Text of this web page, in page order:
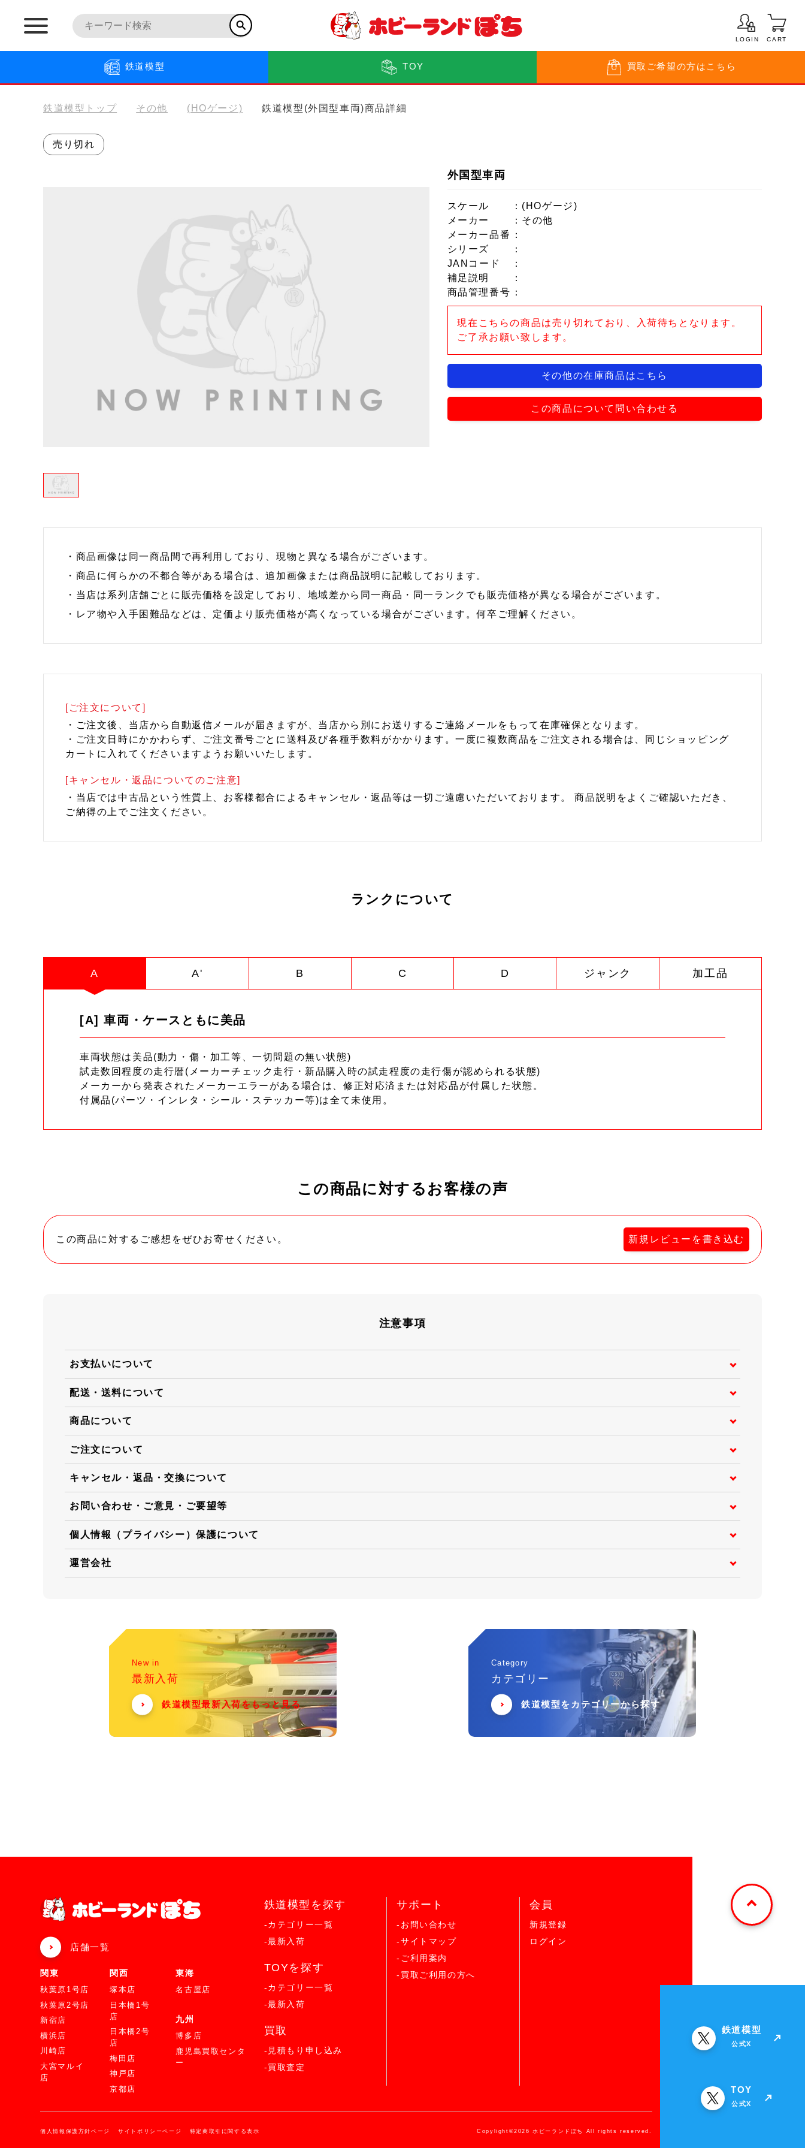
LOGIN CART
鉄道模型 TOY 買取 ご希望の方はこちら
鉄道模型トップ その他 (HOゲージ) 鉄道模型(外国型車両)商品詳細
売り切れ
外国型車両
スケール
：(HOゲージ)
メーカー
：その他
メーカー品番
：
シリーズ
：
JANコード
：
補足説明
：
商品管理番号 ：
現在こちらの商品は売り切れており、入荷待ちとなります。
ご了承お願い致します。
その他の在庫商品はこちら
この商品について問い合わせる
・商品画像は同一商品間で再利用しており、現物と異なる場合がございます。
・商品に何らかの不都合等がある場合は、追加画像または商品説明に記載しております。
・当店は系列店舗ごとに販売価格を設定しており、地域差から同一商品・同一ランクでも販売価格が異なる場合がございます。
・レア物や入手困難品などは、定価より販売価格が高くなっている場合がございます。何卒ご理解ください。
[ご注文について]
・ご注文後、当店から自動返信メールが届きますが、当店から別にお送りするご連絡メールをもって在庫確保となります。
・ご注文日時にかかわらず、ご注文番号ごとに送料及び各種手数料がかかります。一度に複数商品をご注文される場合は、同じショッピング
カートに入れてくださいますようお願いいたします。
[キャンセル・返品についてのご注意]
・当店では中古品という性質上、お客様都合によるキャンセル・返品等は一切ご遠慮いただいております。 商品説明をよくご確認いただき、
ご納得の上でご注文ください。
ランクについて
A A' B C D ジャンク 加工品
[A] 車両・ケースともに美品
車両状態は美品(動力・傷・加工等、一切問題の無い状態)
試走数回程度の走行暦(メーカーチェック走行・新品購入時の試走程度の走行傷が認められる状態)
メーカーから発表されたメーカーエラーがある場合は、修正対応済または対応品が付属した状態。
付属品(パーツ・インレタ・シール・ステッカー等)は全て未使用。
この商品に対するお客様の声
この商品に対するご感想をぜひお寄せください。 新規レビューを書き込む
注意事項
お支払いについて
配送・送料について
商品について
ご注文について
キャンセル・返品・交換について
お問い合わせ・ご意見・ご要望等
個人情報（プライバシー）保護について
運営会社
New in
最新入荷
鉄道模型最新入荷をもっと見る
Category
カテゴリー
鉄道模型をカテゴリーから探す
店舗一覧
関東
秋葉原1号店
秋葉原2号店
新宿店
横浜店
川崎店
大宮マルイ
店
関西
塚本店
日本橋1号
店
日本橋2号
店
梅田店
神戸店
京都店
東海
名古屋店
九州
博多店
鹿児島買取センタ
ー
鉄道模型を探す
-カテゴリー一覧
-最新入荷
TOYを探す
-カテゴリー一覧
-最新入荷
買取
-見積もり申し込み
-買取査定
サポート
-お問い合わせ
-サイトマップ
-ご利用案内
-買取ご利用の方へ
会員
新規登録
ログイン
個人情報保護方針ページ サイトポリシーページ 特定商取引に関する表示 Copylight©2026 ホビーランドぽち All rights reserved.
鉄道模型
公式X
TOY
公式X